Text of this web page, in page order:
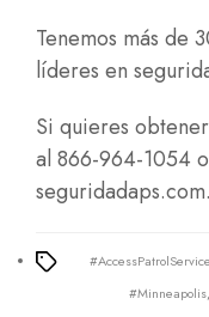
Tenemos más de
líderes en
Si quieres
al 866-964-1054
seguridadaps.com.
Tags
#Minneapolis,